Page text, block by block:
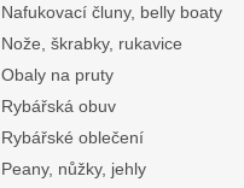
Nafukovací čluny, belly boaty
Nože, škrabky, rukavice
Obaly na pruty
Rybářská obuv
Rybářské oblečení
Peany, nůžky, jehly